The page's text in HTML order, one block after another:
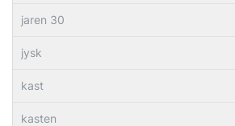
jaren 30
jysk
kast
kasten